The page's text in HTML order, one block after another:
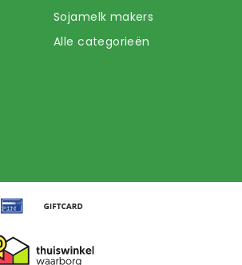
Sojamelk makers
Alle categorieën